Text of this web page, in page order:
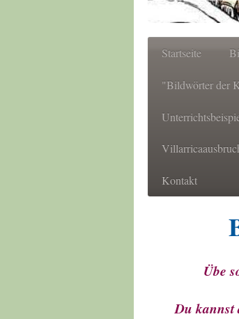
Startseite
"Bildwörter der
Kontakt
Übe so
alle
Du kannst